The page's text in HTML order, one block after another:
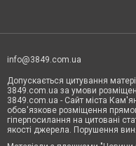
info@3849.com.ua
Допускається цитування
3849.com.ua за умови
3849.com.ua - Сайт міста
обов'язкове розміщення
гіперпосилання на цитовані
якості джерела. Порушення